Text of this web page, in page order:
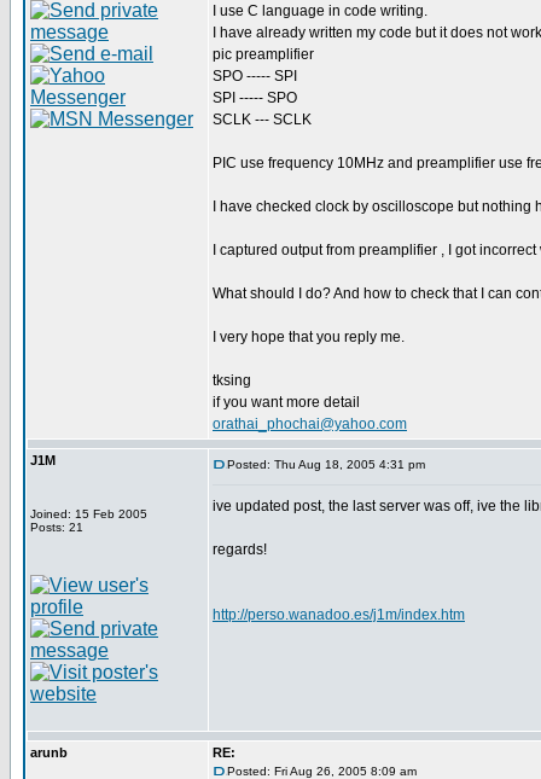
I use C language in code writing.
I have already written my code but it does not
pic preamplifier
SPO ----- SPI
SPI ----- SPO
SCLK --- SCLK
PIC use frequency 10MHz and preamplifier use
I have checked clock by oscilloscope but nothing
I captured output from preamplifier , I got
What should I do? And how to check that I can
I very hope that you reply me.
tksing
if you want more detail
orathai_phochai@yahoo.com
J1M
Joined: 15 Feb 2005
Posts: 21
Posted: Thu Aug 18, 2005 4:31 pm
ive updated post, the last server was off, ive the
regards!
http://perso.wanadoo.es/j1m/index.htm
arunb RE:
Posted: Fri Aug 26, 2005 8:09 am